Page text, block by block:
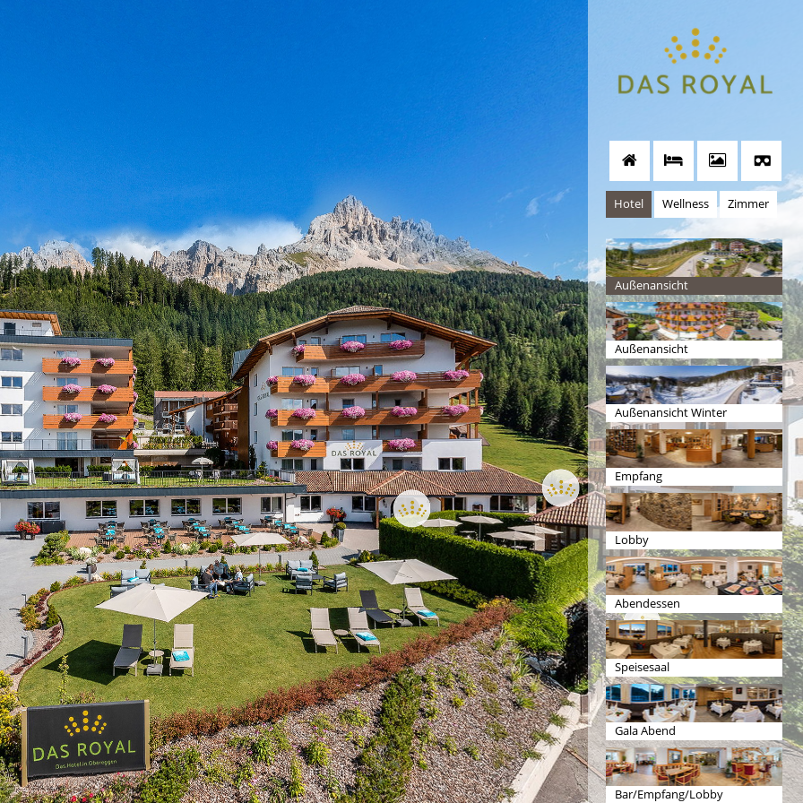
Hotel Wellness Zimmer
Außenansicht
Außenansicht
Außenansicht Winter
Empfang
Lobby
Abendessen
Speisesaal
Gala Abend
Bar/Empfang/Lobby